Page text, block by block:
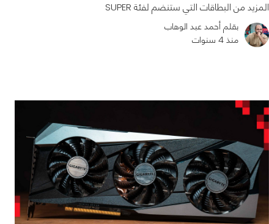
المزيد من البطاقات التي ستنضم لفئة SUPER
بقلم أحمد عبد الوهاب
منذ 4 سنوات